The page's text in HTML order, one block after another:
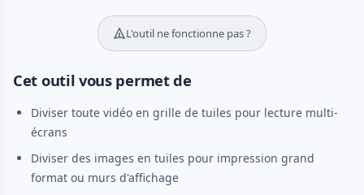
L'outil ne fonctionne pas ?
Cet outil vous permet de
Diviser toute vidéo en grille de tuiles pour lecture multi-
écrans
Diviser des images en tuiles pour impression grand
format ou murs d'affichage